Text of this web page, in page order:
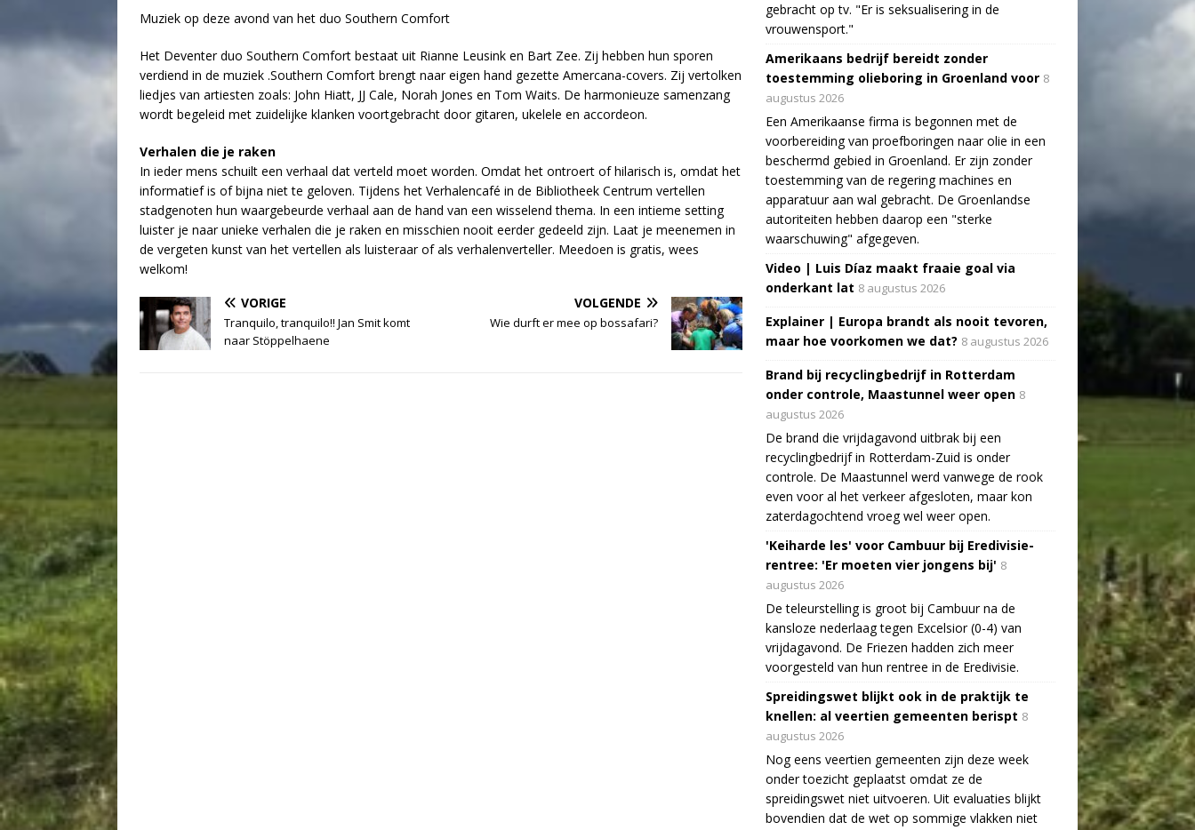
Muziek op deze avond van het duo Southern Comfort
Het Deventer duo Southern Comfort bestaat uit Rianne Leusink en Bart Zee. Zij hebben hun sporen
verdiend in de muziek .Southern Comfort brengt naar eigen hand gezette Amercana-covers. Zij vertolken
liedjes van artiesten zoals: John Hiatt, JJ Cale, Norah Jones en Tom Waits. De harmonieuze samenzang
wordt begeleid met zuidelijke klanken voortgebracht door gitaren, ukelele en accordeon.
Verhalen die je raken
In ieder mens schuilt een verhaal dat verteld moet worden. Omdat het ontroert of hilarisch is, omdat het
informatief is of bijna niet te geloven. Tijdens het Verhalencafé in de Bibliotheek Centrum vertellen
stadgenoten hun waargebeurde verhaal aan de hand van een wisselend thema. In een intieme setting
luister je naar unieke verhalen die je raken en misschien nooit eerder gedeeld zijn. Laat je meenemen in
de vergeten kunst van het vertellen als luisteraar of als verhalenverteller. Meedoen is gratis, wees
welkom!
VORIGE
Tranquilo, tranquilo!! Jan Smit komt
naar Stöppelhaene
VOLGENDE
Wie durft er mee op bossafari?
gebracht op tv. "Er is seksualisering in de
vrouwensport."
Amerikaans bedrijf bereidt zonder
toestemming olieboring in Groenland voor 8
augustus 2026
Een Amerikaanse firma is begonnen met de
voorbereiding van proefboringen naar olie in een
beschermd gebied in Groenland. Er zijn zonder
toestemming van de regering machines en
apparatuur aan wal gebracht. De Groenlandse
autoriteiten hebben daarop een "sterke
waarschuwing" afgegeven.
Video | Luis Díaz maakt fraaie goal via
onderkant lat 8 augustus 2026
Explainer | Europa brandt als nooit tevoren,
maar hoe voorkomen we dat? 8 augustus 2026
Brand bij recyclingbedrijf in Rotterdam
onder controle, Maastunnel weer open 8
augustus 2026
De brand die vrijdagavond uitbrak bij een
recyclingbedrijf in Rotterdam-Zuid is onder
controle. De Maastunnel werd vanwege de rook
even voor al het verkeer afgesloten, maar kon
zaterdagochtend vroeg wel weer open.
'Keiharde les' voor Cambuur bij Eredivisie-
rentree: 'Er moeten vier jongens bij' 8
augustus 2026
De teleurstelling is groot bij Cambuur na de
kansloze nederlaag tegen Excelsior (0-4) van
vrijdagavond. De Friezen hadden zich meer
voorgesteld van hun rentree in de Eredivisie.
Spreidingswet blijkt ook in de praktijk te
knellen: al veertien gemeenten berispt 8
augustus 2026
Nog eens veertien gemeenten zijn deze week
onder toezicht geplaatst omdat ze de
spreidingswet niet uitvoeren. Uit evaluaties blijkt
bovendien dat de wet op sommige vlakken niet